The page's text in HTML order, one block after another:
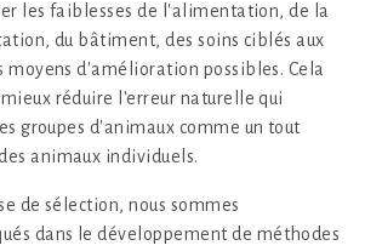
les faiblesses de l'alimentation, de la
du bâtiment, des soins ciblés aux
moyens d'amélioration possibles. Cela
réduire l'erreur naturelle qui
groupes d'animaux comme un tout
animaux individuels.
de sélection, nous sommes
dans le développement de méthodes